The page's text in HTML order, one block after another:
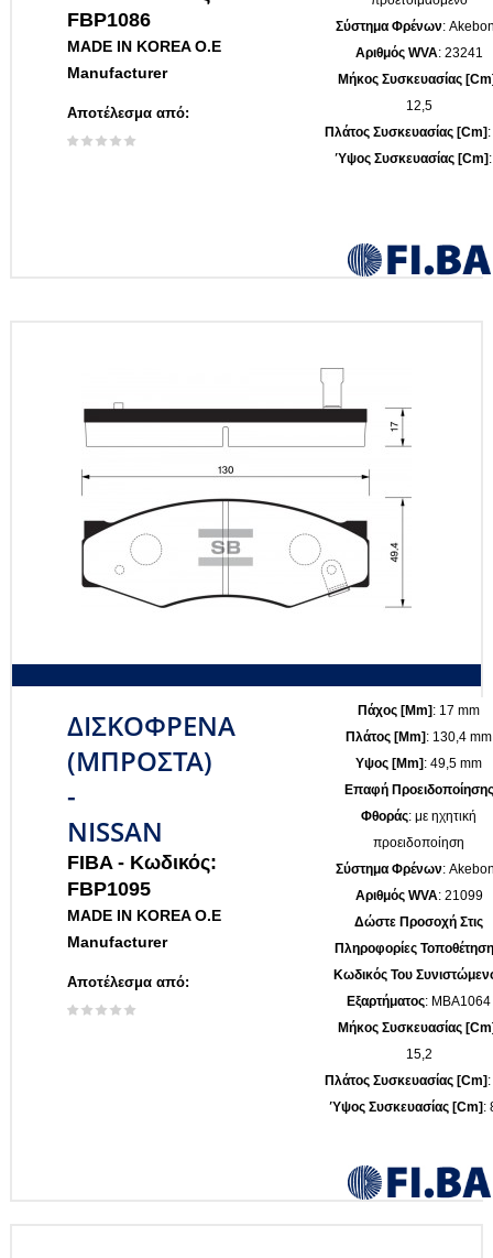
FBP1086
MADE IN KOREA O.E
Manufacturer
Αποτέλεσμα από:
Σύστημα Φρένων:
Αριθμός WVA: 23241
Μήκος Συσκευασίας
12,5
Πλάτος Συσκευασίας [cm]
Ύψος Συσκευασίας [cm]
ΔΙΣΚΟΦΡΕΝΑ
(ΜΠΡΟΣΤΑ)
-
NISSAN
FIBA - Κωδικός:
FBP1095
MADE IN KOREA O.E
Manufacturer
Αποτέλεσμα από:
Πάχος [mm] : 17 mm
Πλάτος [mm] : 130,4 mm
Υψος [mm] : 49,5 mm
Επαφή Προειδοποίησης
Φθοράς: με ηχητική
προειδοποίηση
Σύστημα Φρένων:
Αριθμός WVA: 21099
Δώστε Προσοχή Στις
Πληροφορίες
Κωδικός Του
Εξαρτήματος: MBA1064
Μήκος Συσκευασίας
15,2
Πλάτος Συσκευασίας [cm]
Ύψος Συσκευασίας [cm] :